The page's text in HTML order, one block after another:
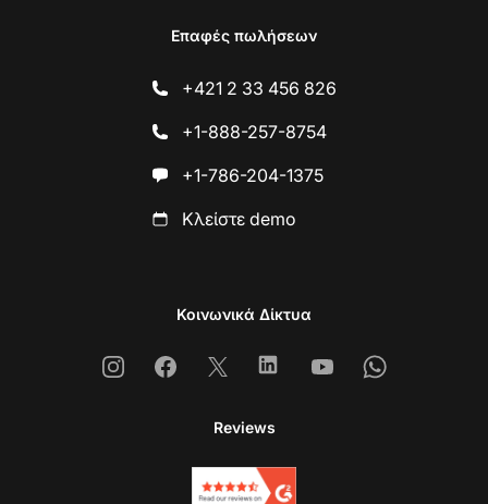
Επαφές πωλήσεων
+421 2 33 456 826
+1-888-257-8754
+1-786-204-1375
Κλείστε demo
Κοινωνικά Δίκτυα
InstagramFacebook
X LinkedinYoutubeWhatsapp
Reviews